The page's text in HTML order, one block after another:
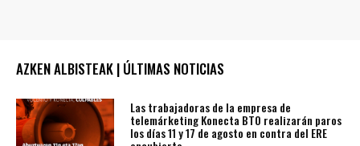
AZKEN ALBISTEAK | ÚLTIMAS NOTICIAS
Las trabajadoras de la empresa de
telemárketing Konecta BTO realizarán paros
los días 11 y 17 de agosto en contra del ERE